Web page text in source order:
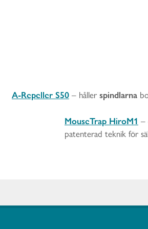
A-Repeller S50 – håller spindlarna
MouseTrap HiroM1 –
patenterad teknik för